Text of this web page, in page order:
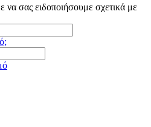
να σας ειδοποιήσουμε σχετικά με